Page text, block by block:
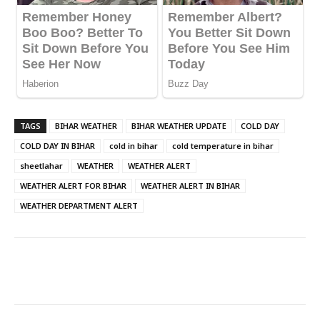
TAGS BIHAR WEATHER BIHAR WEATHER UPDATE
COLD DAY
COLD DAY IN BIHAR
cold in bihar
cold temperature in bihar
sheetlahar
WEATHER
WEATHER ALERT
WEATHER ALERT FOR BIHAR
WEATHER ALERT IN BIHAR
WEATHER DEPARTMENT ALERT